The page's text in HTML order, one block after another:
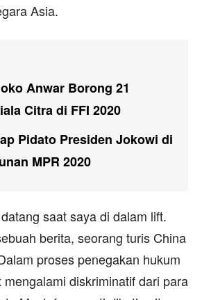
Asia.
Anwar Borong 21
Citra di FFI 2020
Pidato Presiden Jokowi di
MPR 2020
saat saya di dalam lift.
berita, seorang turis China
proses penegakan hukum
diskriminatif dari para